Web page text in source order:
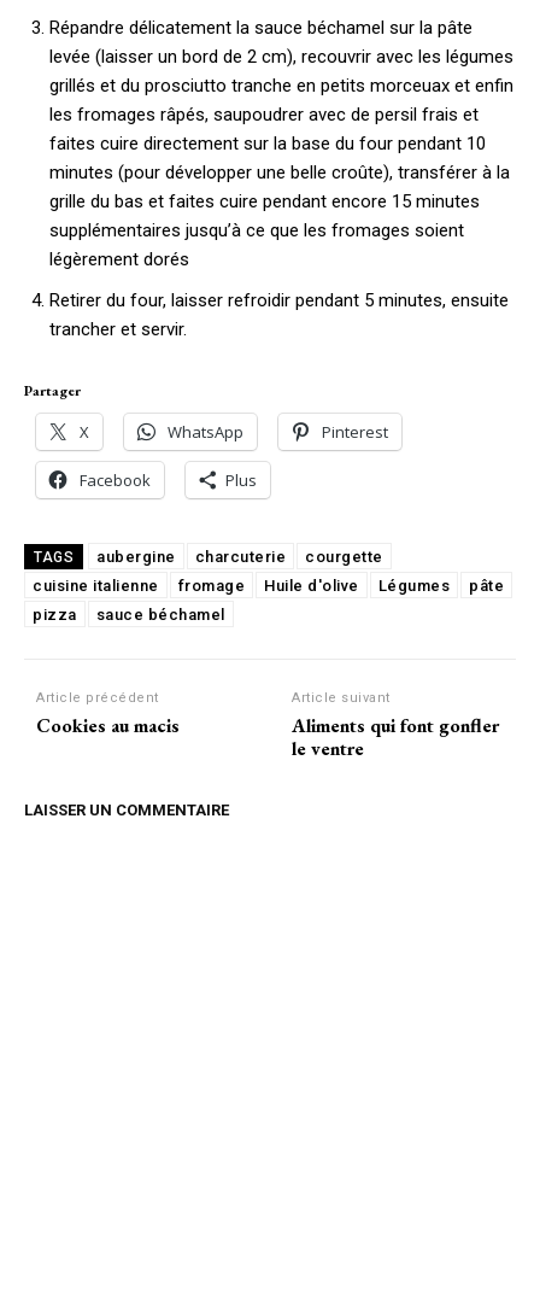
Répandre délicatement la sauce béchamel sur la pâte
levée (laisser un bord de 2 cm), recouvrir avec les légumes
grillés et du prosciutto tranche en petits morceuax et enfin
les fromages râpés, saupoudrer avec de persil frais et
faites cuire directement sur la base du four pendant 10
minutes (pour développer une belle croûte), transférer à la
grille du bas et faites cuire pendant encore 15 minutes
supplémentaires jusqu’à ce que les fromages soient
légèrement dorés
Retirer du four, laisser refroidir pendant 5 minutes, ensuite
trancher et servir.
Partager
X WhatsApp Pinterest
Facebook Plus
TAGS aubergine charcuterie
courgette
cuisine italienne
fromage Huile d'olive Légumes
pâte
pizza
sauce béchamel
Article précédent
Cookies au macis
Article suivant
Aliments qui font gonfler
le ventre
LAISSER UN COMMENTAIRE